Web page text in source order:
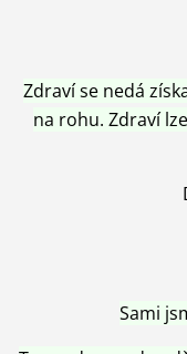
Zdraví se nedá
na rohu. Zdraví
Sami